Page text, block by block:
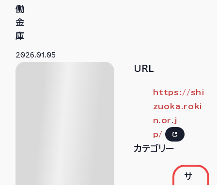
働
金
庫
2026.01.05
URL
https://shi
zuoka.roki
n.or.j
p/
カテゴリー
サ